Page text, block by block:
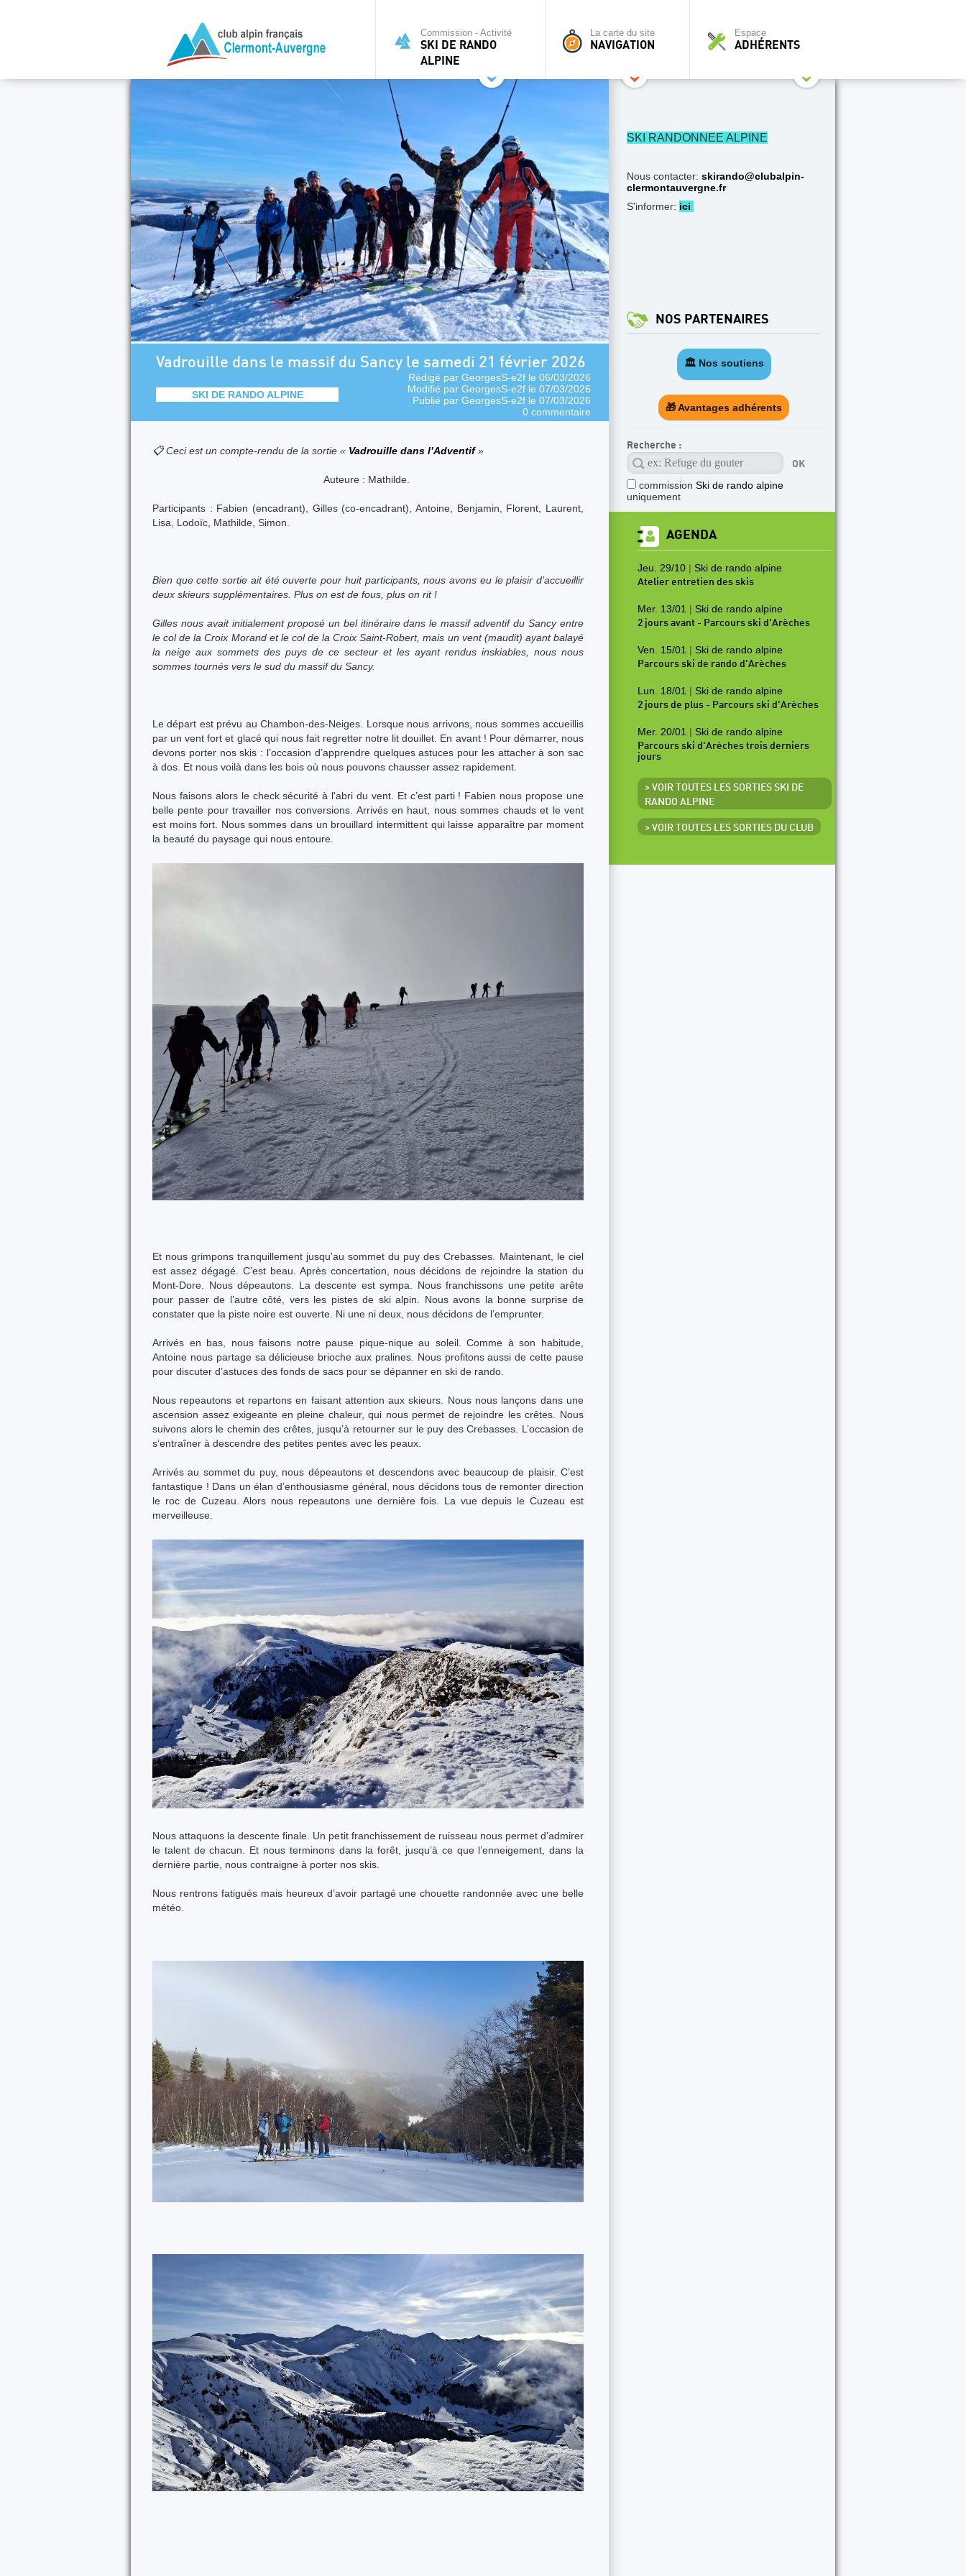
Commission - Activité
SKI DE RANDO
ALPINE
La carte du site
NAVIGATION
Espace
ADHÉRENTS
Vadrouille dans le massif du Sancy le samedi 21 février 2026
SKI DE RANDO ALPINE
Rédigé par GeorgesS-e2f le 06/03/2026
Modifié par GeorgesS-e2f le 07/03/2026
Publié par GeorgesS-e2f le 07/03/2026
0 commentaire
📋 Ceci est un compte-rendu de la sortie « Vadrouille dans l’Adventif»
Auteure : Mathilde.
Participants : Fabien (encadrant), Gilles (co-encadrant), Antoine, Benjamin, Florent, Laurent,
Lisa, Lodoïc, Mathilde, Simon.
Bien que cette sortie ait été ouverte pour huit participants, nous avons eu le plaisir d’accueillir
deux skieurs supplémentaires. Plus on est de fous, plus on rit !
Gilles nous avait initialement proposé un bel itinéraire dans le massif adventif du Sancy entre
le col de la Croix Morand et le col de la Croix Saint-Robert, mais un vent (maudit) ayant balayé
la neige aux sommets des puys de ce secteur et les ayant rendus inskiables, nous nous
sommes tournés vers le sud du massif du Sancy.
Le départ est prévu au Chambon-des-Neiges. Lorsque nous arrivons, nous sommes accueillis
par un vent fort et glacé qui nous fait regretter notre lit douillet. En avant ! Pour démarrer, nous
devons porter nos skis : l’occasion d’apprendre quelques astuces pour les attacher à son sac
à dos. Et nous voilà dans les bois où nous pouvons chausser assez rapidement.
Nous faisons alors le check sécurité à l'abri du vent. Et c’est parti ! Fabien nous propose une
belle pente pour travailler nos conversions. Arrivés en haut, nous sommes chauds et le vent
est moins fort. Nous sommes dans un brouillard intermittent qui laisse apparaître par moment
la beauté du paysage qui nous entoure.
Et nous grimpons tranquillement jusqu'au sommet du puy des Crebasses. Maintenant, le ciel
est assez dégagé. C’est beau. Après concertation, nous décidons de rejoindre la station du
Mont-Dore. Nous dépeautons. La descente est sympa. Nous franchissons une petite arête
pour passer de l’autre côté, vers les pistes de ski alpin. Nous avons la bonne surprise de
constater que la piste noire est ouverte. Ni une ni deux, nous décidons de l’emprunter.
Arrivés en bas, nous faisons notre pause pique-nique au soleil. Comme à son habitude,
Antoine nous partage sa délicieuse brioche aux pralines. Nous profitons aussi de cette pause
pour discuter d’astuces des fonds de sacs pour se dépanner en ski de rando.
Nous repeautons et repartons en faisant attention aux skieurs. Nous nous lançons dans une
ascension assez exigeante en pleine chaleur, qui nous permet de rejoindre les crêtes. Nous
suivons alors le chemin des crêtes, jusqu’à retourner sur le puy des Crebasses. L’occasion de
s’entraîner à descendre des petites pentes avec les peaux.
Arrivés au sommet du puy, nous dépeautons et descendons avec beaucoup de plaisir. C’est
fantastique ! Dans un élan d’enthousiasme général, nous décidons tous de remonter direction
le roc de Cuzeau. Alors nous repeautons une dernière fois. La vue depuis le Cuzeau est
merveilleuse.
Nous attaquons la descente finale. Un petit franchissement de ruisseau nous permet d’admirer
le talent de chacun. Et nous terminons dans la forêt, jusqu’à ce que l’enneigement, dans la
dernière partie, nous contraigne à porter nos skis.
Nous rentrons fatigués mais heureux d’avoir partagé une chouette randonnée avec une belle
météo.
SKI RANDONNEE ALPINE
Nous contacter: skirando@clubalpin-
clermontauvergne.fr
S'informer: ici
NOS PARTENAIRES
🏛️ Nos soutiens
🎁 Avantages adhérents
Recherche :
commission Ski de rando alpine
uniquement
AGENDA
Jeu. 29/10 | Ski de rando alpine
Atelier entretien des skis
Mer. 13/01 | Ski de rando alpine
2 jours avant - Parcours ski d'Arèches
Ven. 15/01 | Ski de rando alpine
Parcours ski de rando d'Arèches
Lun. 18/01 | Ski de rando alpine
2 jours de plus - Parcours ski d'Arèches
Mer. 20/01 | Ski de rando alpine
Parcours ski d'Arèches trois derniers
jours
> VOIR TOUTES LES SORTIES SKI DE
RANDO ALPINE
> VOIR TOUTES LES SORTIES DU CLUB